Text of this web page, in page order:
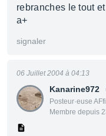
rebranches le tout
a+
signaler
Kanarine972
Posteur·euse
Membre depuis
06 Juillet 2004 à 04:13